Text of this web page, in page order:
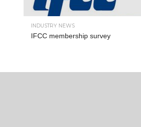
INDUSTRY NEWS
IFCC membership survey